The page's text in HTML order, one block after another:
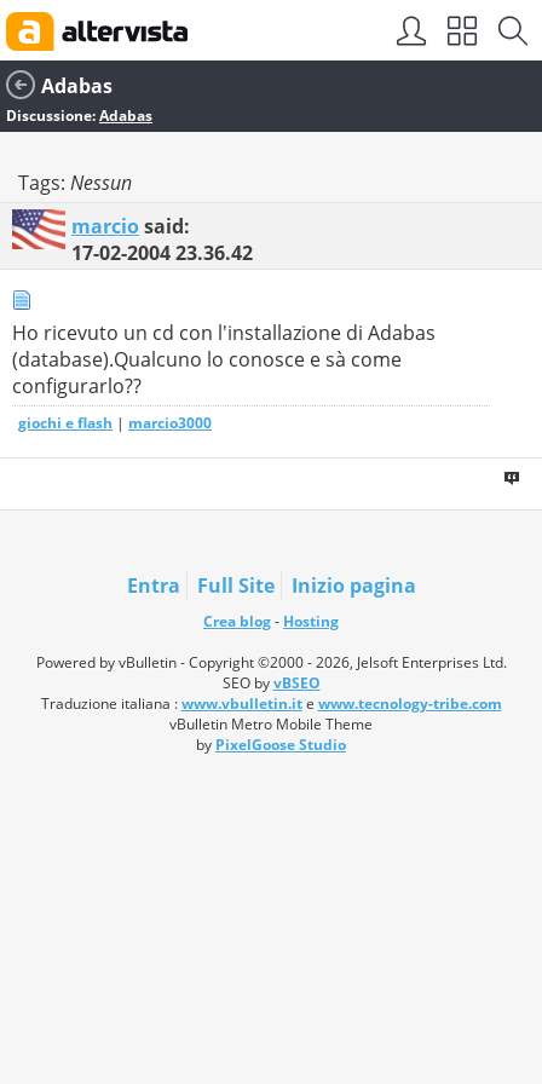
Adabas
Discussione:Adabas
Tags: Nessun
marciosaid:
17-02-200423.36.42
Ho ricevuto un cd con l'installazione di Adabas
(database).Qualcuno lo conosce e sà come
configurarlo??
giochi e flash | marcio3000
Entra Full Site Inizio pagina
Crea blog- Hosting
Powered by vBulletin - Copyright ©2000 - 2026, Jelsoft Enterprises Ltd.
SEO byvBSEO
Traduzione italiana :www.vbulletin.ite www.tecnology-tribe.com
vBulletin Metro Mobile Theme
by PixelGoose Studio